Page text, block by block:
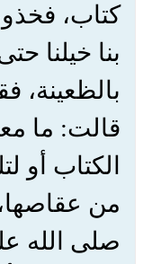
كتاب،
بنا خيلنا
بالظعينة،
قالت: ما
الكتاب أو
من عقاصها،
صلى الله